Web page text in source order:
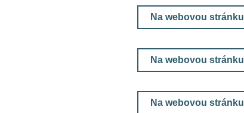
Na webovou stránku
Na webovou stránku
Na webovou stránku